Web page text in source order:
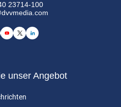
23714-100
unser Angebot